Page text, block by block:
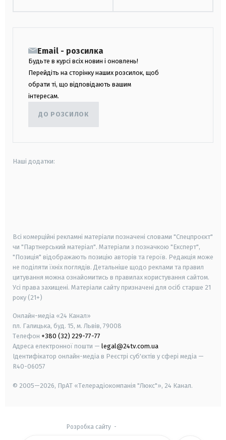
Email - розсилка
Будьте в курсі всіх новин і оновлень!
Перейдіть на сторінку наших розсилок, щоб
обрати ті, що відповідають вашим
інтересам.
ДО РОЗСИЛОК
Наші додатки:
Всі комерційні рекламні матеріали позначені словами "Спецпроєкт"
чи "Партнерський матеріал". Матеріали з позначкою "Експерт",
"Позиція" відображають позицію авторів та героїв. Редакція може
не поділяти їхніх поглядів. Детальніше щодо реклами та правил
цитування можна ознайомитись в правилах користування сайтом.
Усі права захищені. Матеріали сайту призначені для осіб старше 21
року (21+)
Онлайн-медіа «24 Канал»
пл. Галицька, буд. 15, м. Львів, 79008
Телефон +380 (32) 229-77-77
Адреса електронної пошти — legal@24tv.com.ua
Ідентифікатор онлайн-медіа в Реєстрі суб'єктів у сфері медіа —
R40-06057
© 2005—2026, ПрАТ «Телерадіокомпанія "Люкс"», 24 Канал.
Розробка сайту-